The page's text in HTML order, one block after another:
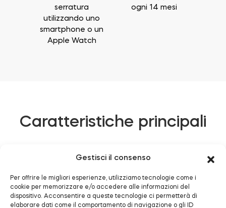
Gestisci il consenso
Per offrire le migliori esperienze, utilizziamo tecnologie come i
cookie per memorizzare e/o accedere alle informazioni del
dispositivo. Acconsentire a queste tecnologie ci permetterà di
elaborare dati come il comportamento di navigazione o gli ID
serratura
utilizzando uno
smartphone o un
Apple Watch
ogni 14 mesi
Caratteristiche principali